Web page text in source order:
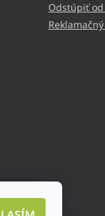
Odstúpiť